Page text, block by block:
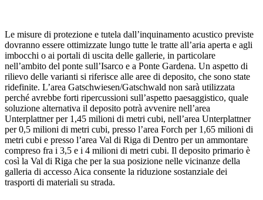
Le misure di protezione e tutela dall’inquinamento acustico previste
dovranno essere ottimizzate lungo tutte le tratte all’aria aperta e agli
imbocchi o ai portali di uscita delle gallerie, in particolare
nell’ambito del ponte sull’Isarco e a Ponte Gardena. Un aspetto di
rilievo delle varianti si riferisce alle aree di deposito, che sono state
ridefinite. L’area Gatschwiesen/Gatschwald non sarà utilizzata
perché avrebbe forti ripercussioni sull’aspetto paesaggistico, quale
soluzione alternativa il deposito potrà avvenire nell’area
Unterplattner per 1,45 milioni di metri cubi, nell’area Unterplattner
per 0,5 milioni di metri cubi, presso l’area Forch per 1,65 milioni di
metri cubi e presso l’area Val di Riga di Dentro per un ammontare
compreso fra i 3,5 e i 4 milioni di metri cubi. Il deposito primario è
così la Val di Riga che per la sua posizione nelle vicinanze della
galleria di accesso Aica consente la riduzione sostanziale dei
trasporti di materiali su strada.